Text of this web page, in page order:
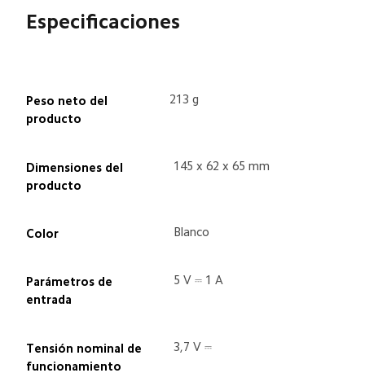
Especificaciones
Peso neto del
producto
213 g
Dimensiones del
producto
145 x 62 x 65 mm
Color Blanco
Parámetros de
entrada
5 V ⎓ 1 A
Tensión nominal de
funcionamiento
3,7 V ⎓